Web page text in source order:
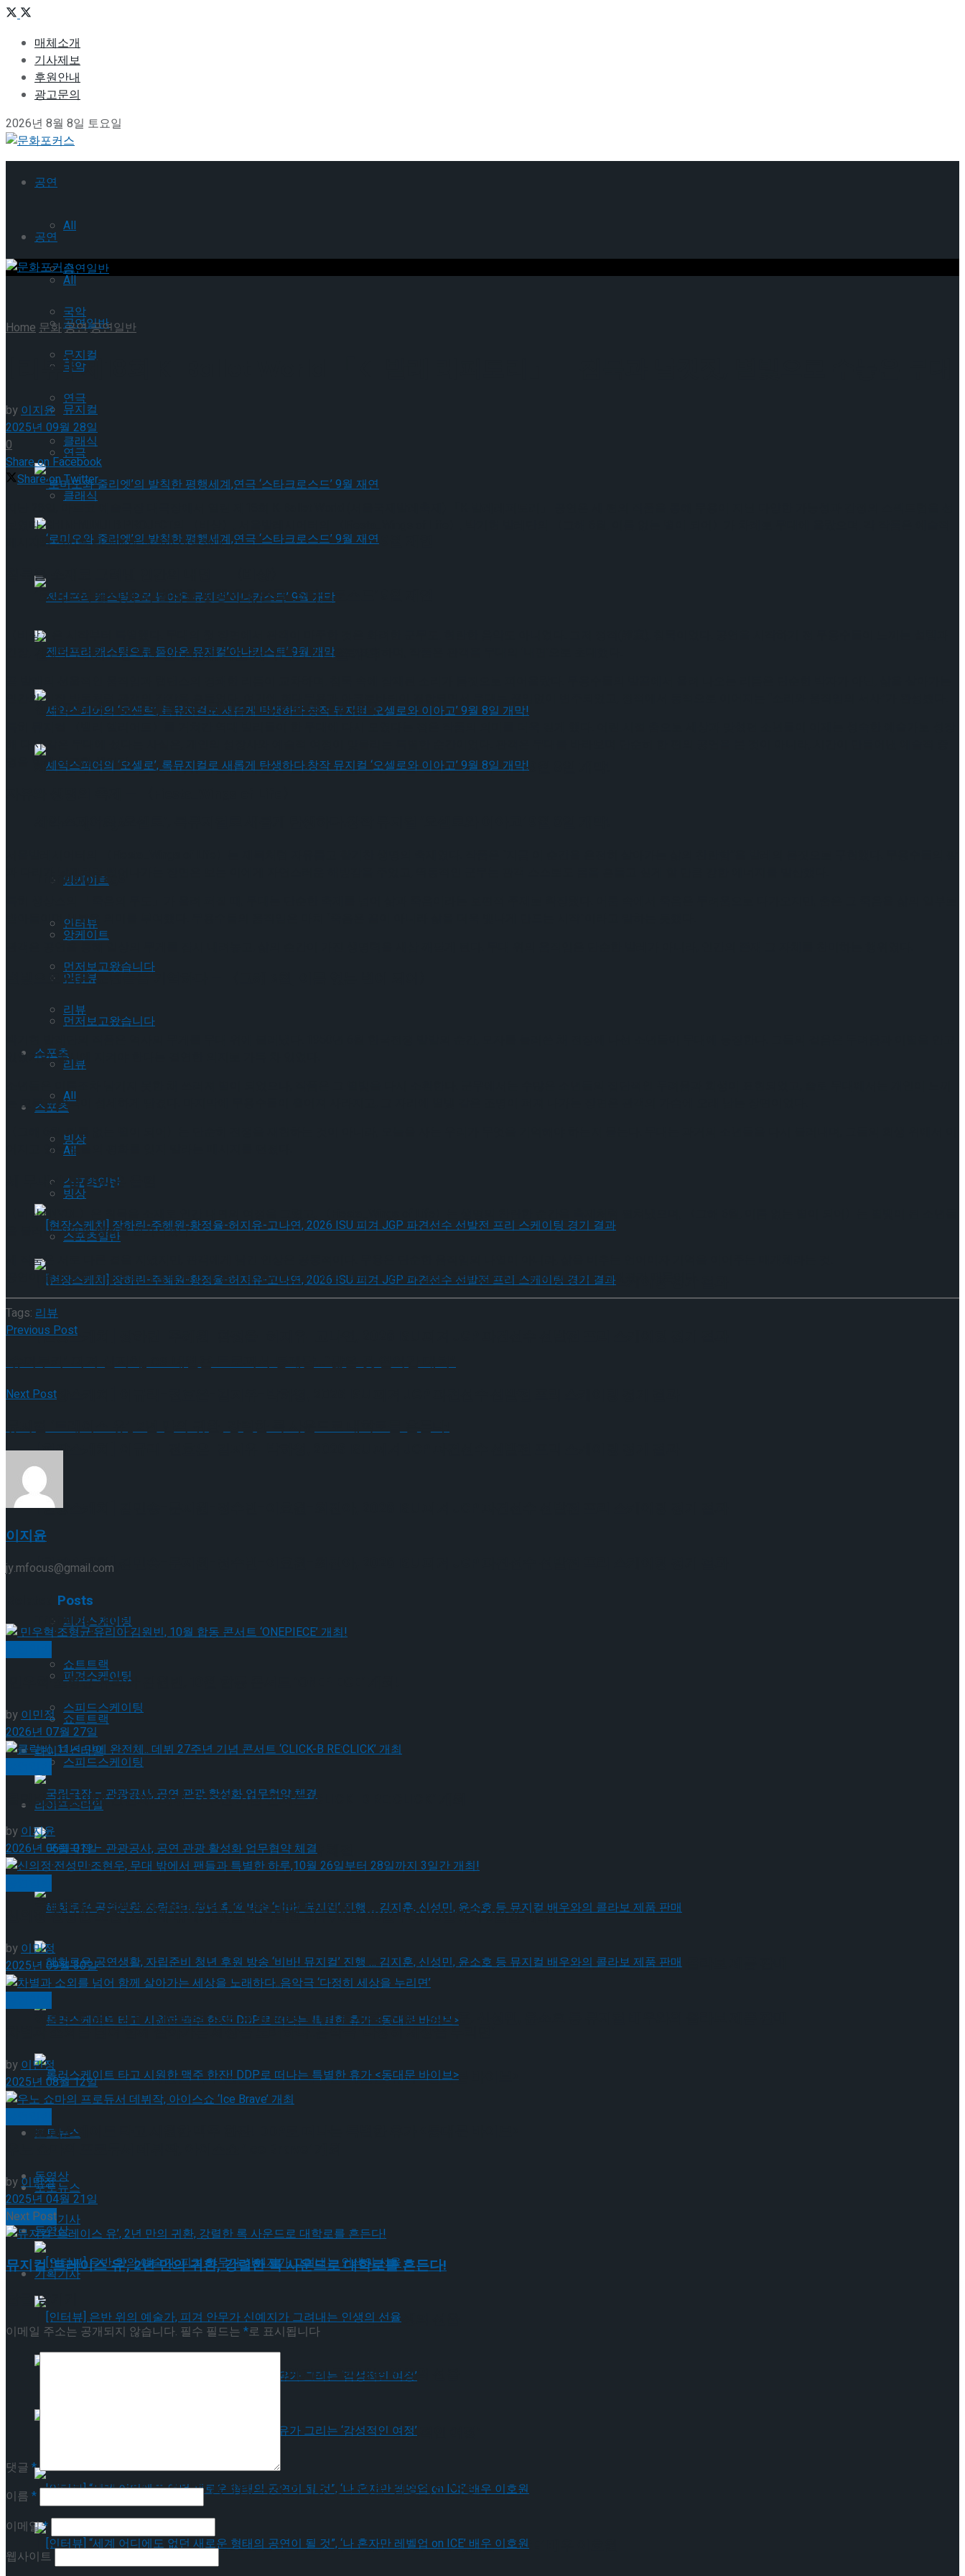
매체소개
기사제보
후원안내
광고문의
2026년 8월 8일 토요일
공연
All
공연일반
국악
뮤지컬
연극
클래식
‘로미오와 줄리엣’의 발칙한 평행세계,연극 ‘스타크로스드’ 9월 재연
젠더프리 캐스팅으로 돌아온 뮤지컬’아나키스트’ 9월 개막
셰익스피어의 ‘오셀로’, 록뮤지컬로 새롭게 탄생하다.창작 뮤지컬 ‘오셀로와 이아고’ 9월 8일 개막!
앙케이트
인터뷰
먼저보고왔습니다
리뷰
스포츠
All
빙상
스포츠일반
[현장스케치] 장하린-주혜원-황정율-허지유-고나연, 2026 ISU 피겨 JGP 파견선수 선발전 프리 스케이팅 경기 결과
[현장스케치] 이규리-전효은-김지유-박하영, 2026 ISU 피겨 JGP 파견선수 선발전 프리 스케이팅 경기 결과
[현장스케치] 김민송-문지원-정수빈-이효원-최진아, 2026 ISU 피겨 JGP 파견선수 선발전 프리 스케이팅 경기 결과
Trending Tags
피겨스케이팅
쇼트트랙
스피드스케이팅
라이프스타일
국립극장 – 관광공사, 공연 관광 활성화 업무협약 체결
혜화로운 공연생활, 자립준비 청년 후원 방송 ‘비바! 뮤지컬’ 진행 … 김지훈, 신성민, 윤소호 등 뮤지컬 배우와의 콜라보 제품 판매
롤러스케이트 타고 시원한 맥주 한잔! DDP로 떠나는 특별한 휴가 <동대문 바이브>
포토뉴스
동영상
기획기사
[인터뷰] 은반 위의 예술가, 피겨 안무가 신예지가 그려내는 인생의 선율
[인터뷰] 빙판 위에 피어나는 꽃처럼, 피겨 허지유가 그리는 ‘감성적인 여정’
[인터뷰] “세계 어디에도 없던 새로운 형태의 공연이 될 것”, ‘나 혼자만 레벨업 on ICE’ 배우 이호원
공연
All
공연일반
국악
뮤지컬
연극
클래식
‘로미오와 줄리엣’의 발칙한 평행세계,연극 ‘스타크로스드’ 9월 재연
젠더프리 캐스팅으로 돌아온 뮤지컬’아나키스트’ 9월 개막
Trending Tags
앙케이트
인터뷰
먼저보고왔습니다
리뷰
스포츠
All
빙상
스포츠일반
[현장스케치] 장하린-주혜원-황정율-허지유-고나연, 2026 ISU 피겨 JGP 파견선수 선발전 프리 스케이팅 경기 결과
[현장스케치] 이규리-전효은-김지유-박하영, 2026 ISU 피겨 JGP 파견선수 선발전 프리 스케이팅 경기 결과
[현장스케치] 김민송-문지원-정수빈-이효원-최진아, 2026 ISU 피겨 JGP 파견선수 선발전 프리 스케이팅 경기 결과
Trending Tags
피겨스케이팅
쇼트트랙
스피드스케이팅
라이프스타일
국립극장 – 관광공사, 공연 관광 활성화 업무협약 체결
혜화로운 공연생활, 자립준비 청년 후원 방송 ‘비바! 뮤지컬’ 진행 … 김지훈, 신성민, 윤소호 등 뮤지컬 배우와의 콜라보 제품 판매
롤러스케이트 타고 시원한 맥주 한잔! DDP로 떠나는 특별한 휴가 <동대문 바이브>
포토뉴스
동영상
기획기사
[인터뷰] 은반 위의 예술가, 피겨 안무가 신예지가 그려내는 인생의 선율
[인터뷰] 빙판 위에 피어나는 꽃처럼, 피겨 허지유가 그리는 ‘감성적인 여정’
Home문화공연공연일반
[리뷰] 제18회 K-Ballet World 「K-발레 레퍼토리」 – 침묵과 날갯짓, 별빛으로 수놓은 무대
by이지윤
2025년 09월 28일
0
Share on Facebook
Share on Twitter
보였다. SHINHYUNJI B PROJECT의 〈비상〉, 서울발레시어터의 〈Fiesta_Wings of Life〉, 박기현 발레단의 〈그해 6월, 이름 없는 별이 되어〉가 차례로 무대에 올랐으며, 각 작품은 예술적
메시지와 정서를 관객에게 생생히 전달했다.
침묵을 소재로 그려낸 인간의 내면 — 〈비상〉
〈비상〉은 시작부터 특별했다. 무대의 첫 장면에서 관객이 마주한 것은 화려한 군무도, 현란한 음악도 아니었다. 그저 정적(靜寂), 침묵이었다. 공연을 시작하기 전 무용수들이 느끼는 설렘과
긴장, 기대와 두려움 같은 복합적인 감정을 말이 아닌 침묵의 순간으로 표현하며, 작품은 관객을 무대의 ‘내면’으로 초대했다.
인간의 심장 박동처럼 관객의 감각을 흔들었다. 여기에 현대무용과 아크로바틱이 결합되면서 무대는 끊임없이 변주되었고, 정적에서 동적으로 이어지는 “소리와 움직임의 서사”가 완성됐다.
해 다시 같은 무대에 섰다는 사실은, 개인의 성장사와 예술적 여정이 맞물리는 특별한 순간이었다. 관객은 무대를 바라보며 단순히 한 편의 공연을 본 것이 아니라, 시간이 만들어낸 예술적 증
명을 함께 목격한 셈이다.
과 다리가 날개처럼 뻗어나가는 장면은 보는 이에게 자연스러운 해방감을 주었고, 역동적인 군무는 관객 스스로도 몸을 흔들고 싶게 할 만큼 강한 에너지를 발산했다.
받아들이며 새로운 의미를 부여했다. 무용수들의 움직임은 마치 “죽음은 끝이 아니라 삶을 더욱 빛나게 만드는 시작”이라고 말하는 듯했다.
별빛으로 남은 소년들을 기억하다 — 〈그해 6월, 이름 없는 별이 되어〉
있었지만, 동시에 지켜야 한다는 결연한 의지로 가득 차 있었다.
는 고독과 비극이 섬세하게 담겼다. 마지막에 무용수들이 흩어져 사라지고, 그 자리에 별빛 같은 조명이 퍼져 나가는 장면은 관객의 가슴에 오래 남는 장면이었다.
〈그해 6월, 이름 없는 별이 되어〉는 단순히 전쟁을 재현하는 것이 아니라, 오늘을 사는 우리가 무엇을 기억해야 하는지 묻는다. 무대는 과거의 소년들을 다시 불러내며, 그들의 희생 위에서 이
어지고 있는 오늘의 평화를 잊지 말라는 메시지를 던졌다.
세 무대가 남긴 깊은 울림
〈비상 ENVOL〉은 침묵을 소재로 인간 내면의 여정을 그렸고, 〈Fiesta_Wings of Life〉는 생명의 찬란한 순간을 축제처럼 펼쳐냈으며, 〈그해 6월, 이름 없는 별이 되어〉는 별빛이 된 소년들
을 불러내 기억과 평화를 환기시켰다.
세 작품은 서로 다른 결을 지녔지만, 관객에게 남긴 인상은 공통적이다. 무용은 단순한 움직임의 나열이 아니라, 삶을 비추는 언어이자 기억을 이어주는 매개체라는 것.
공연이 끝난 후에도 관객의 마음속에 긴 울림이 남아 있었던 이유는, 바로 그 언어가 몸을 통해, 움직임을 통해 생생하게 전해졌기 때문이다.
Tags: 리뷰
Previous Post
‘슈퍼루키’ 피겨 신지아, CS 네벨혼 트로피서 동메달…“많은 것 얻어간 대회”
Next Post
뮤지컬 ‘트레이스 유’, 2년 만의 귀환, 강렬한 록 사운드로 대학로를 흔든다!
이지윤
jy.mfocus@gmail.com
Posts
민우혁·조형균·유리아·김원빈, 10월 합동 콘서트 ‘ONEPIECE’ 개최!
by이민정
2026년 07월 27일
클릭비, 11년 만에 완전체.. 데뷔 27주년 기념 콘서트 ‘CLICK-B RE:CLICK’ 개최
by이지윤
2026년 06월 01일
신의정·전성민·조현우, 무대 밖에서 팬들과 특별한 하루,10월 26일부터 28일까지 3일간 개최!
by 이민정
2025년 09월 30일
차별과 소외를 넘어 함께 살아가는 세상을 노래하다..음악극 ‘다정히 세상을 누리면’
by이민정
2025년 08월 12일
by 이민정
2025년 04월 21일
Next Post
뮤지컬 '트레이스 유', 2년 만의 귀환, 강렬한 록 사운드로 대학로를 흔든다!
답글 남기기
이메일 주소는 공개되지 않습니다. 필수 필드는 *로 표시됩니다
댓글 *
이름 *
이메일*
웹사이트